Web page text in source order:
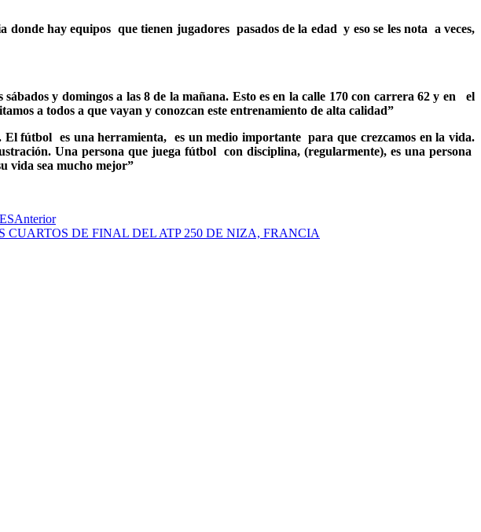
hay equipos que tienen jugadores pasados de la edad y eso se les nota a veces,
y domingos a las 8 de la mañana. Esto es en la calle 170 con carrera 62 y en el
a todos a que vayan y conozcan este entrenamiento de alta calidad”
fútbol es una herramienta, es un medio importante para que crezcamos en la vida.
Una persona que juega fútbol con disciplina, (regularmente), es una persona
vida sea mucho mejor”
Anterior
DE FINAL DEL ATP 250 DE NIZA, FRANCIA